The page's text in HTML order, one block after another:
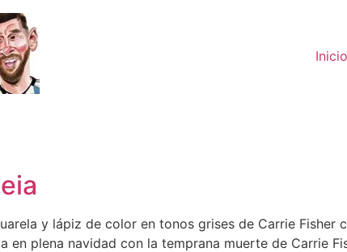
Inicio
y lápiz de color en tonos grises de Carrie Fisher
plena navidad con la temprana muerte de Carrie